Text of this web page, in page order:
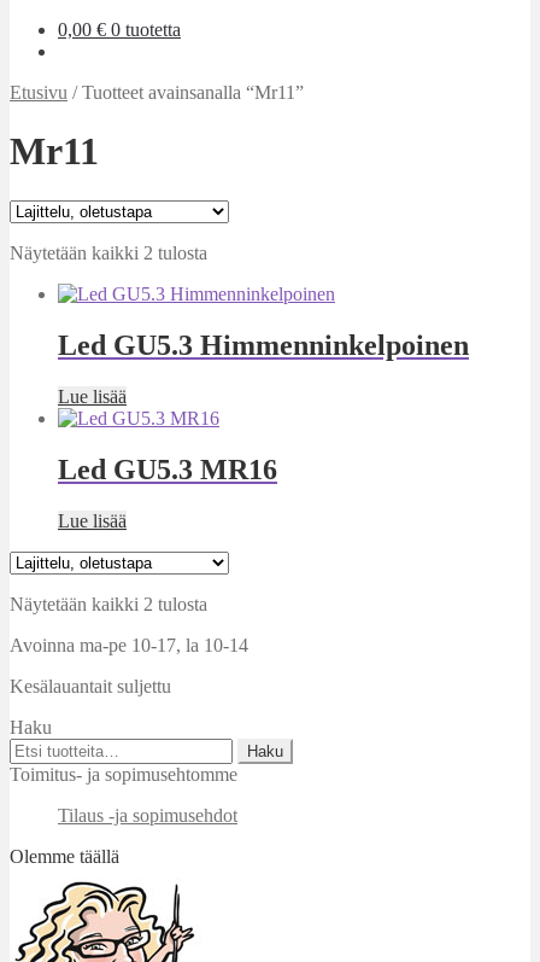
0,00 € 0 tuotetta
Etusivu /Tuotteet avainsanalla “Mr11”
Mr11
Näytetään kaikki 2 tulosta
Led GU5.3 Himmenninkelpoinen
Lue lisää
Led GU5.3 MR16
Lue lisää
Näytetään kaikki 2 tulosta
Avoinna ma-pe 10-17, la 10-14
Kesälauantait suljettu
Haku
Etsi:
Haku
Toimitus- ja sopimusehtomme
Tilaus -ja sopimusehdot
Olemme täällä